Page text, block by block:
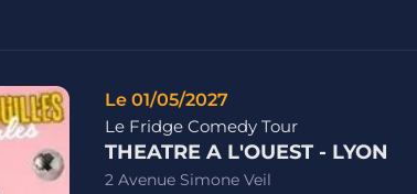
Le 01/05/2027
Le Fridge Comedy Tour
THEATRE A L'OUEST - LYON
2 Avenue Simone Veil